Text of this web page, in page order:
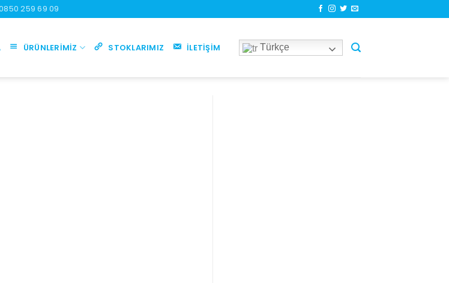
259 69 09
ÜRÜNLERIMIZ STOKLARIMIZ İLETIŞIM Türkçe